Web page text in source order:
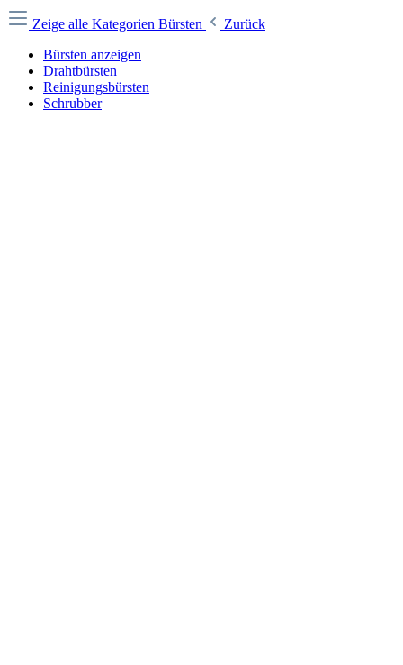
Zeige alle Kategorien Bürsten
Zurück
Bürsten anzeigen
Drahtbürsten
Reinigungsbürsten
Schrubber